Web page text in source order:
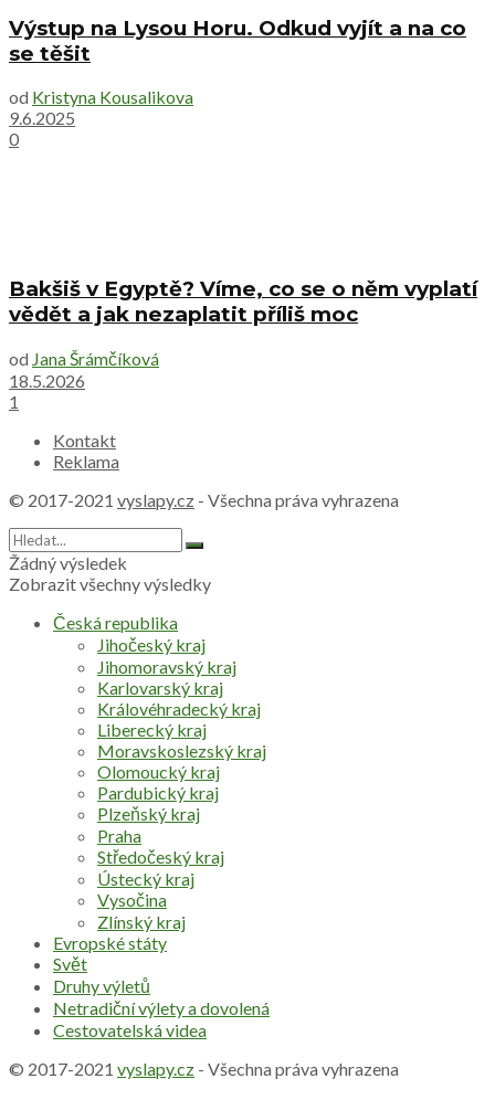
Výstup na Lysou Horu. Odkud vyjít a na co
se těšit
od Kristyna Kousalikova
9.6.2025
0
Bakšiš v Egyptě? Víme, co se o něm vyplatí
vědět a jak nezaplatit příliš moc
od Jana Šrámčíková
18.5.2026
1
Kontakt
Reklama
© 2017-2021 vyslapy.cz - Všechna práva vyhrazena
Žádný výsledek
Zobrazit všechny výsledky
Česká republika
Jihočeský kraj
Jihomoravský kraj
Karlovarský kraj
Královéhradecký kraj
Liberecký kraj
Moravskoslezský kraj
Olomoucký kraj
Pardubický kraj
Plzeňský kraj
Praha
Středočeský kraj
Ústecký kraj
Vysočina
Zlínský kraj
Evropské státy
Svět
Druhy výletů
Netradiční výlety a dovolená
Cestovatelská videa
© 2017-2021 vyslapy.cz - Všechna práva vyhrazena